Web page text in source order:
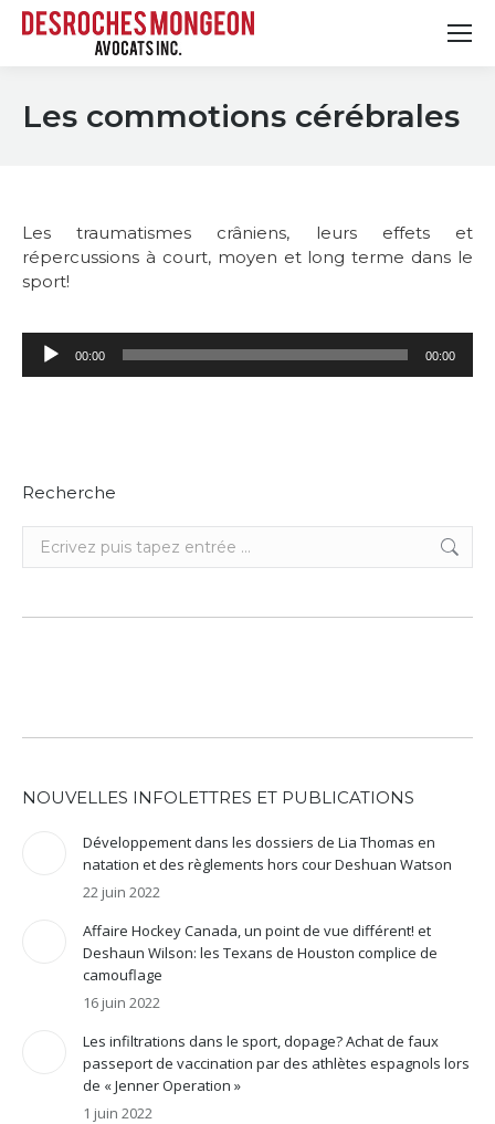
Les commotions cérébrales
Les traumatismes crâniens, leurs effets et
répercussions à court, moyen et long terme dans le
sport!
Lecteur
audio
00:00 00:00
Recherche
Recherche
NOUVELLES INFOLETTRES ET PUBLICATIONS
Développement dans les dossiers de Lia Thomas en
natation et des règlements hors cour Deshuan Watson
22 juin 2022
Affaire Hockey Canada, un point de vue différent! et
Deshaun Wilson: les Texans de Houston complice de
camouflage
16 juin 2022
Les infiltrations dans le sport, dopage? Achat de faux
passeport de vaccination par des athlètes espagnols lors
de « Jenner Operation »
1 juin 2022